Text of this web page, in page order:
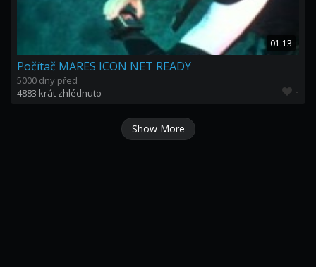
01:13
Počítač MARES ICON NET READY
5000 dny před
4883 krát zhlédnuto
-
Show More